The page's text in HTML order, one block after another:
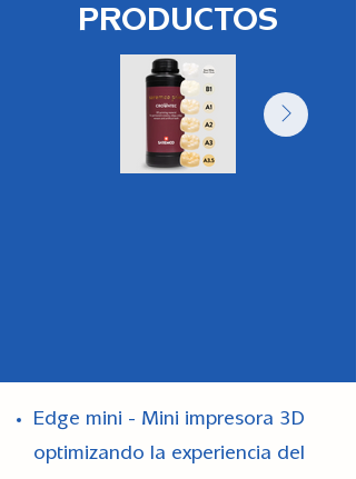
PRODUCTOS
Edge mini - Mini impresora 3D
optimizando la experiencia del